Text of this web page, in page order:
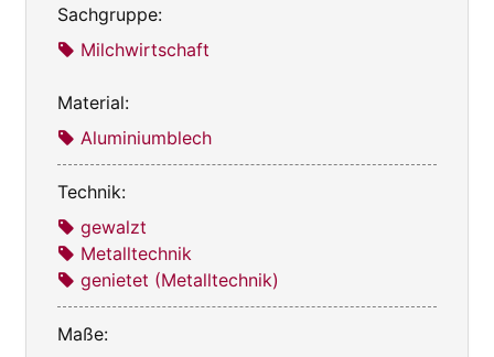
Sachgruppe:
Milchwirtschaft
Material:
Aluminiumblech
Technik:
gewalzt
Metalltechnik
genietet (Metalltechnik)
Maße: